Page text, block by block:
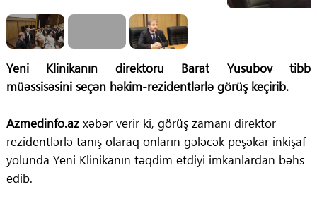
Yeni Klinikanın direktoru Barat Yusubov tibb
müəssisəsini seçən həkim-rezidentlərlə görüş keçirib.
Azmedinfo.azxəbər verir ki, görüş zamanı direktor
rezidentlərlə tanış olaraq onların gələcək peşəkar inkişaf
yolunda Yeni Klinikanın təqdim etdiyi imkanlardan bəhs
edib.